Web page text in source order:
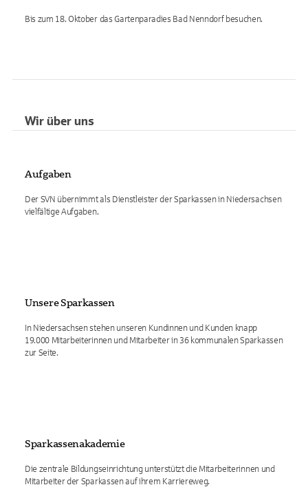
Bis zum 18. Oktober das Gartenparadies Bad Nenndorf besuchen.
Wir über uns
Aufgaben
Der SVN übernimmt als Dienstleister der Sparkassen in Niedersachsen
vielfältige Aufgaben.
Unsere Sparkassen
In Niedersachsen stehen unseren Kundinnen und Kunden knapp
19.000 Mitarbeiterinnen und Mitarbeiter in 36 kommunalen Sparkassen
zur Seite.
Sparkassenakademie
Die zentrale Bildungseinrichtung unterstützt die Mitarbeiterinnen und
Mitarbeiter der Sparkassen auf ihrem Karriereweg.